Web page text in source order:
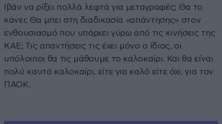
Ιβάν να ρίξει πολλά λεφτά για μεταγραφές; Θα το
κάνει; Θα μπει στη διαδικασία «απάντησης» στον
ενθουσιασμό που υπάρχει γύρω από τις κινήσεις της
ΚΑΕ; Τις απαντήσεις τις έχει μόνο ο ίδιος, οι
υπόλοιποι θα τις μάθουμε το καλοκαίρι. Και θα είναι
πολύ καυτό καλοκαίρι, είτε για καλό είτε όχι, για τον
ΠΑΟΚ.